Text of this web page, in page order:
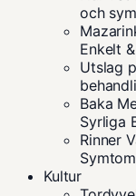
och
Enkelt
Utslag
Baka
Syrliga
Rinner
Kultur